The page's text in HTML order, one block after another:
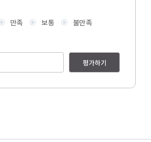
만족 보통
불만족
평가하기